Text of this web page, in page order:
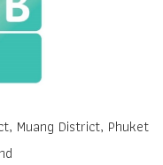
Muang District, Phuket